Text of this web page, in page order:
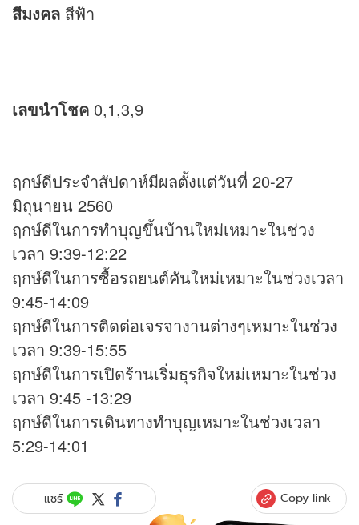
สีมงคล สีฟ้า
เลขนำโชค 0,1,3,9
ฤกษ์ดีประจำสัปดาห์มีผลตั้งแต่วันที่ 20-27
มิถุนายน 2560
ฤกษ์ดีในการทำบุญขึ้นบ้านใหม่เหมาะในช่วง
เวลา 9:39-12:22
ฤกษ์ดีในการซื้อรถยนต์คันใหม่เหมาะในช่วงเวลา
9:45-14:09
ฤกษ์ดีในการติดต่อเจรจางานต่างๆเหมาะในช่วง
เวลา 9:39-15:55
ฤกษ์ดีในการเปิดร้านเริ่มธุรกิจใหม่เหมาะในช่วง
เวลา 9:45 -13:29
ฤกษ์ดีในการเดินทางทำบุญเหมาะในช่วงเวลา
5:29-14:01
แชร์ Copy link